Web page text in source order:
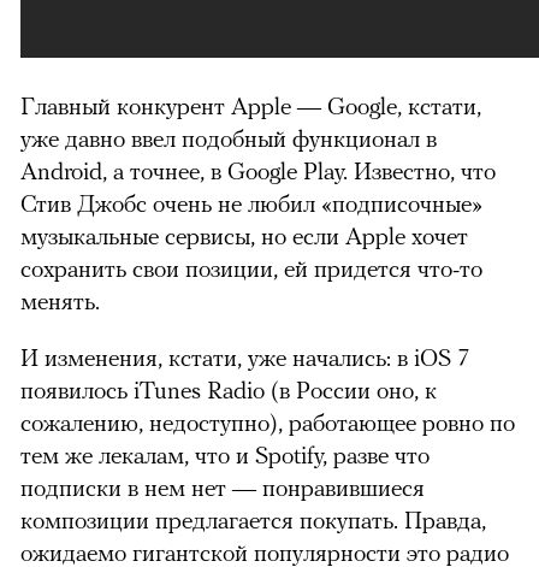
Главный конкурент Apple — Google, кстати,
уже давно ввел подобный функционал в
Android, а точнее, в Google Play. Известно, что
Стив Джобс очень не любил «подписочные»
музыкальные сервисы, но если Apple хочет
сохранить свои позиции, ей придется что-то
менять.
И изменения, кстати, уже начались: в iOS 7
появилось iTunes Radio (в России оно, к
сожалению, недоступно), работающее ровно по
тем же лекалам, что и Spotify, разве что
подписки в нем нет — понравившиеся
композиции предлагается покупать. Правда,
ожидаемо гигантской популярности это радио